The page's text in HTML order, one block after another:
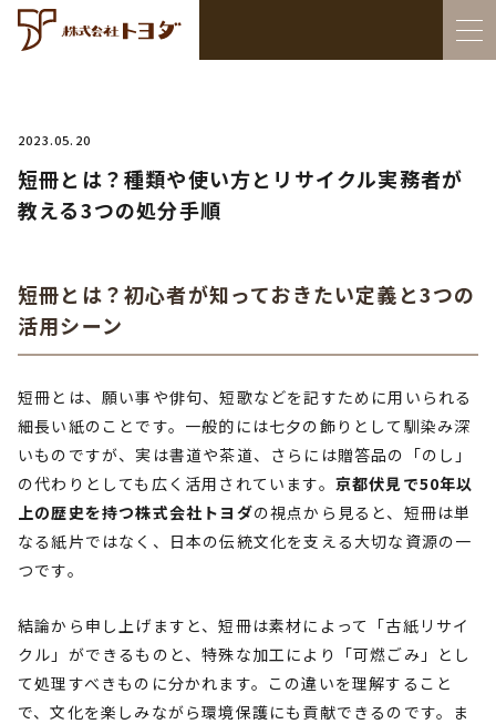
2023.05.20
短冊とは？種類や使い方とリサイクル実務者が
教える3つの処分手順
短冊とは？初心者が知っておきたい定義と3つの
活用シーン
短冊とは、願い事や俳句、短歌などを記すために用いられる
細長い紙のことです。一般的には七夕の飾りとして馴染み深
いものですが、実は書道や茶道、さらには贈答品の「のし」
の代わりとしても広く活用されています。 京都伏見で50年以
上の歴史を持つ株式会社トヨダの視点から見ると、短冊は単
なる紙片ではなく、日本の伝統文化を支える大切な資源の一
つです。
結論から申し上げますと、短冊は素材によって「古紙リサイ
クル」ができるものと、特殊な加工により「可燃ごみ」とし
て処理すべきものに分かれます。この違いを理解すること
で、文化を楽しみながら環境保護にも貢献できるのです。ま